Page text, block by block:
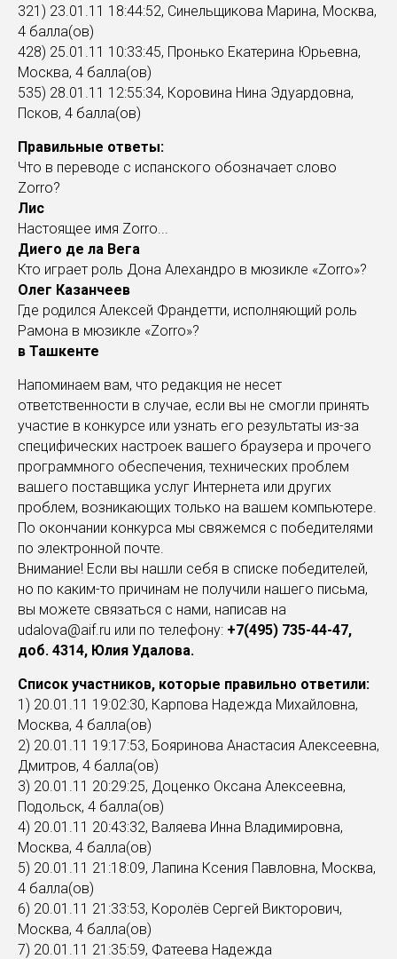
321) 23.01.11 18:44:52, Синельщикова Марина, Москва,
4 балла(ов)
428) 25.01.11 10:33:45, Пронько Екатерина Юрьевна,
Москва, 4 балла(ов)
535) 28.01.11 12:55:34, Коровина Нина Эдуардовна,
Псков, 4 балла(ов)
Правильные ответы:
Что в переводе с испанского обозначает слово
Zorro?
Лис
Настоящее имя Zorro...
Диего де ла Вега
Кто играет роль Дона Алехандро в мюзикле «Zorro»?
Олег Казанчеев
Где родился Алексей Франдетти, исполняющий роль
Рамона в мюзикле «Zorro»?
в Ташкенте
Напоминаем вам, что редакция не несет
ответственности в случае, если вы не смогли принять
участие в конкурсе или узнать его результаты из-за
специфических настроек вашего браузера и прочего
программного обеспечения, технических проблем
вашего поставщика услуг Интернета или других
проблем, возникающих только на вашем компьютере.
По окончании конкурса мы свяжемся с победителями
по электронной почте.
Внимание! Если вы нашли себя в списке победителей,
но по каким-то причинам не получили нашего письма,
вы можете связаться с нами, написав на
udalova@aif.ru или по телефону: +7(495) 735-44-47,
доб. 4314, Юлия Удалова.
Список участников, которые правильно ответили:
1) 20.01.11 19:02:30, Карпова Надежда Михайловна,
Москва, 4 балла(ов)
2) 20.01.11 19:17:53, Бояринова Анастасия Алексеевна,
Дмитров, 4 балла(ов)
3) 20.01.11 20:29:25, Доценко Оксана Алексеевна,
Подольск, 4 балла(ов)
4) 20.01.11 20:43:32, Валяева Инна Владимировна,
Москва, 4 балла(ов)
5) 20.01.11 21:18:09, Лапина Ксения Павловна, Москва,
4 балла(ов)
6) 20.01.11 21:33:53, Королёв Сергей Викторович,
Москва, 4 балла(ов)
7) 20.01.11 21:35:59, Фатеева Надежда